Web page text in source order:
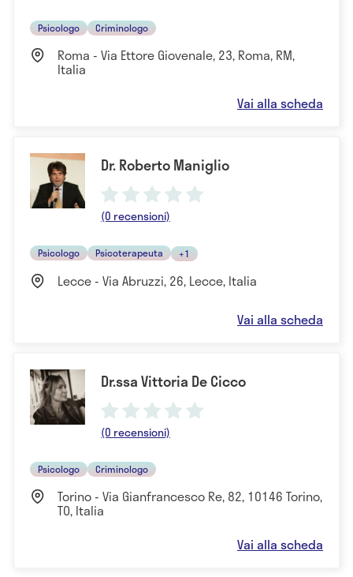
Psicologo Criminologo
Roma - Via Ettore Giovenale, 23, Roma, RM,
Italia
Vai alla scheda
Dr. Roberto Maniglio
(0 recensioni)
Psicologo Psicoterapeuta +1
Lecce - Via Abruzzi, 26, Lecce, Italia
Vai alla scheda
Dr.ssa Vittoria De Cicco
(0 recensioni)
Psicologo Criminologo
Torino - Via Gianfrancesco Re, 82, 10146 Torino,
TO, Italia
Vai alla scheda